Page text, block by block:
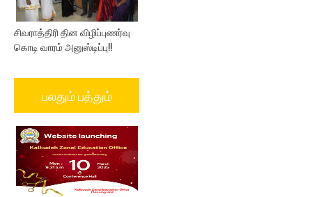
சிவராத்திரி தின விழிப்புணர்வு
கொடி வாரம் அனுஸ்டிப்பு!!
பலதும் பத்தும்